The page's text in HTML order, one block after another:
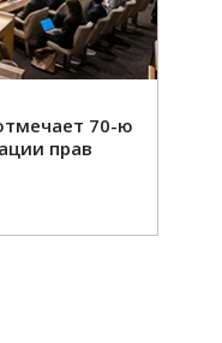
70-ю
прав